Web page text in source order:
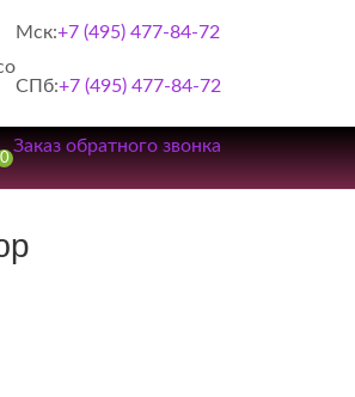
Мск:+7 (495) 477-84-72
СПб:+7 (495) 477-84-72
0
Заказ обратного звонка